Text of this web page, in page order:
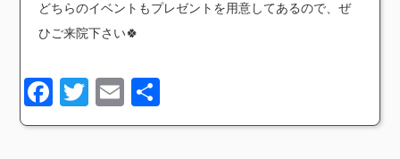
どちらのイベントもプレゼントを用意してあるので、ぜ
ひご来院下さい🍀
Facebook
TwitterEmail
有